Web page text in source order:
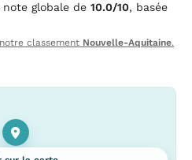
globale de 10.0/10, basée
classement Nouvelle-Aquitaine.